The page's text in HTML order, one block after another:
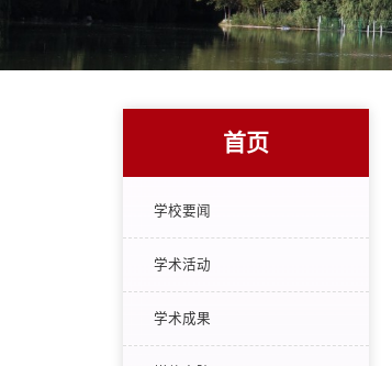
首页
学校要闻
学术活动
学术成果